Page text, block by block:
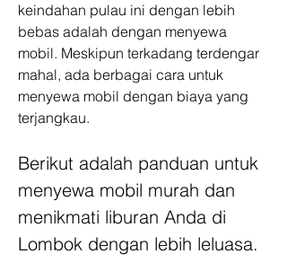
keindahan pulau ini dengan lebih
bebas adalah dengan menyewa
mobil. Meskipun terkadang terdengar
mahal, ada berbagai cara untuk
menyewa mobil dengan biaya yang
terjangkau.
Berikut adalah panduan untuk
menyewa mobil murah dan
menikmati liburan Anda di
Lombok dengan lebih leluasa.